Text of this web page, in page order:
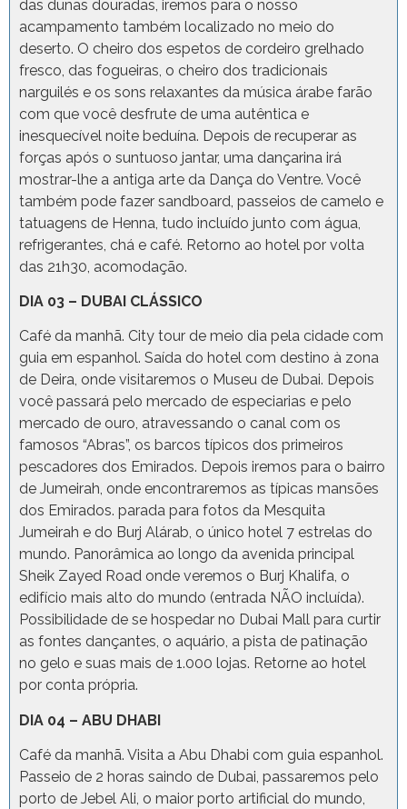
das dunas douradas, iremos para o nosso
acampamento também localizado no meio do
deserto. O cheiro dos espetos de cordeiro grelhado
fresco, das fogueiras, o cheiro dos tradicionais
narguilés e os sons relaxantes da música árabe farão
com que você desfrute de uma autêntica e
inesquecível noite beduína. Depois de recuperar as
forças após o suntuoso jantar, uma dançarina irá
mostrar-lhe a antiga arte da Dança do Ventre. Você
também pode fazer sandboard, passeios de camelo e
tatuagens de Henna, tudo incluído junto com água,
refrigerantes, chá e café. Retorno ao hotel por volta
das 21h30, acomodação.
DIA 03 – DUBAI CLÁSSICO
Café da manhã. City tour de meio dia pela cidade com
guia em espanhol. Saída do hotel com destino à zona
de Deira, onde visitaremos o Museu de Dubai. Depois
você passará pelo mercado de especiarias e pelo
mercado de ouro, atravessando o canal com os
famosos “Abras”, os barcos típicos dos primeiros
pescadores dos Emirados. Depois iremos para o bairro
de Jumeirah, onde encontraremos as típicas mansões
dos Emirados. parada para fotos da Mesquita
Jumeirah e do Burj Alárab, o único hotel 7 estrelas do
mundo. Panorâmica ao longo da avenida principal
Sheik Zayed Road onde veremos o Burj Khalifa, o
edifício mais alto do mundo (entrada NÃO incluída).
Possibilidade de se hospedar no Dubai Mall para curtir
as fontes dançantes, o aquário, a pista de patinação
no gelo e suas mais de 1.000 lojas. Retorne ao hotel
por conta própria.
DIA 04 – ABU DHABI
Café da manhã. Visita a Abu Dhabi com guia espanhol.
Passeio de 2 horas saindo de Dubai, passaremos pelo
porto de Jebel Ali, o maior porto artificial do mundo,